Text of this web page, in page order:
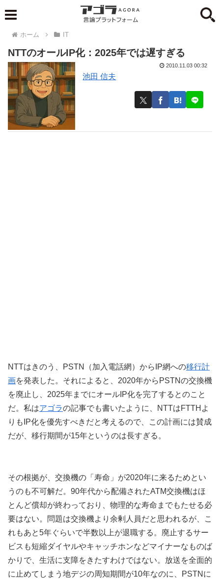
ホーム IT
NTTのオールIP化：2025年では遅すぎる
池田 信夫
2010.11.03 00:32
NTTはきのう、PSTN（加入電話網）からIP網への移行計
画を発表した。それによると、2020年からPSTNの交換機
を廃止し、2025年までにオールIP化を完了するとのこと
だ。私はアゴラの記事でも書いたように、NTTはFTTHよ
りもIP化を優先すべきだと考えるので、この計画には賛成
だが、移行期間が15年というのは長すぎる。
その根拠が、交換機の「寿命」が2020年に来るためとい
うのも不可解だ。90年代から配備されたATM交換機はほ
とんど償却が終わっており、物理的な寿命までもたせる必
要はない。問題は交換機より余剰人員だと思われるが、こ
れもあと5年ぐらいで半数以上が退職する。廃止するサー
ビスも短縮ダイヤルやキャッチホンなどマイナーなものば
かりで、生活に支障をきたすわけではない。放送を全面的
に止めてしまう地デジの周知期間が10年なのに、PSTNに